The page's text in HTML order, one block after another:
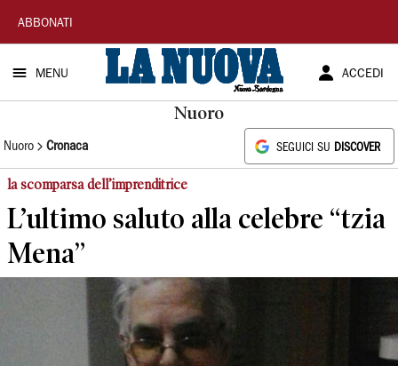
La
Nuova
Sardegna
ABBONATI
MENU ACCEDI
Nuoro
Nuoro Cronaca SEGUICI SU DISCOVER
la scomparsa dell’imprenditrice
L’ultimo saluto alla celebre “tzia
Mena”